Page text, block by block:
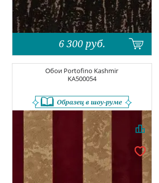
6 300 руб.
Обои Portofino Kashmir
KA500054